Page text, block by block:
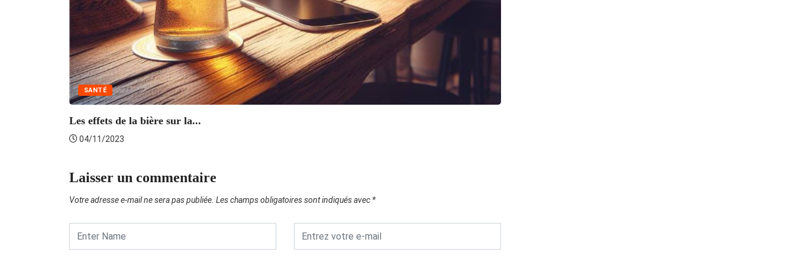
SANTÉ
Les effets de la bière sur la...
04/11/2023
Laisser un commentaire
Votre adresse e-mail ne sera pas publiée. Les champs obligatoires sont indiqués avec *